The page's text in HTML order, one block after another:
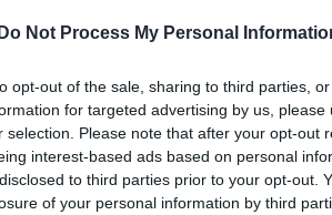
Not Process My Personal
opt-out of the sale, sharing to third parties,
for targeted advertising by us,
selection. Please note that after your opt-out
interest-based ads based on personal
to third parties prior to your opt-out.
of your personal information by third
10 utmärkelserUppdaterad 9 februari 2012